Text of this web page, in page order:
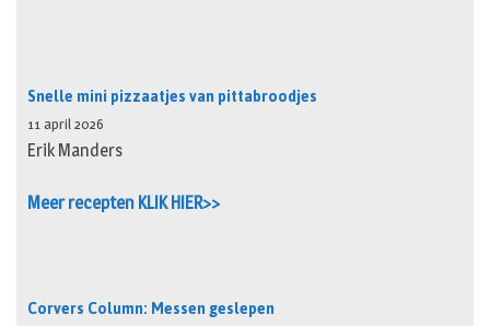
Snelle mini pizzaatjes van pittabroodjes
11 april 2026
Erik Manders
Meer recepten KLIK HIER>>
Corvers Column: Messen geslepen